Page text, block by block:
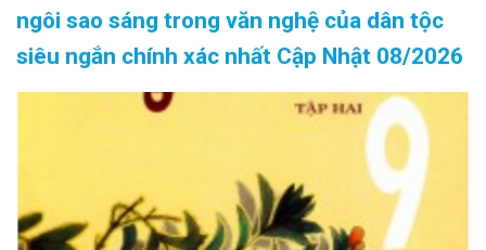
ngôi sao sáng trong văn nghệ của dân tộc
siêu ngắn chính xác nhất Cập Nhật 08/2026